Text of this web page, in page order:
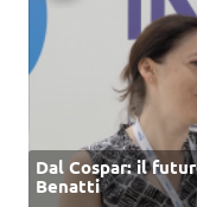
Dal Cospar: il
Benatti